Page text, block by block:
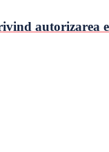
autorizarea